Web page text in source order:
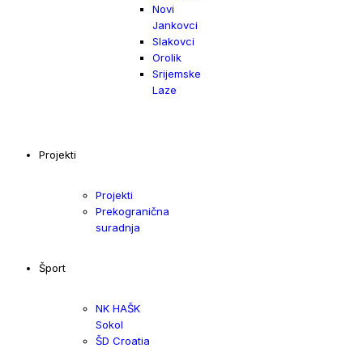
Novi
Jankovci
Slakovci
Orolik
Srijemske
Laze
Projekti
Projekti
Prekogranična
suradnja
Šport
NK HAŠK
Sokol
ŠD Croatia